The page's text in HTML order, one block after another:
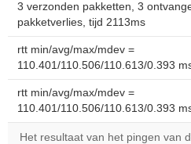
3 verzonden pakketten, 3
pakketverlies, tijd 2113ms
rtt min/avg/max/mdev =
110.401/110.506/110.613/0.393
rtt min/avg/max/mdev =
110.401/110.506/110.613/0.393
Het resultaat van het pingen van